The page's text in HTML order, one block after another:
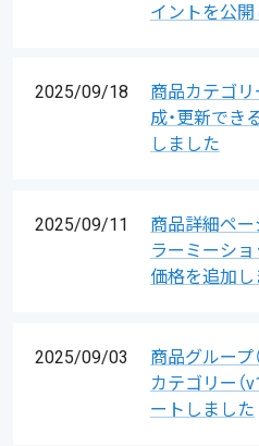
イントを公
2025/09/18
商品カテゴリ
成・更新でき
しました
2025/09/11
商品詳細ペ
ラーミーシ
価格を追加し
2025/09/03
商品グループ
カテゴリー（
ートしました